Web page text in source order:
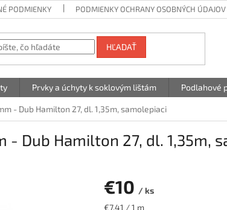
PODMIENKY PODMIENKY OCHRANY OSOBNÝCH ÚDAJOV
HĽADAŤ
Prvky a úchyty k soklovým lištám Podlahové
- Dub Hamilton 27, dl. 1,35m, samolepiaci
- Dub Hamilton 27, dl. 1,35m,
€10 / ks
Jednotková
€7,41 / 1 m